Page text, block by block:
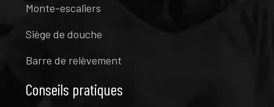
Monte-escaliers
Siège de douche
Barre de relèvement
Conseils pratiques